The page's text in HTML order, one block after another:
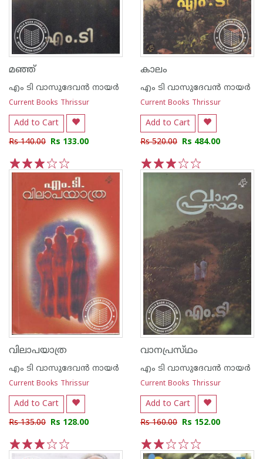
മഞ്ഞ്
എം ടി വാസുദേവന്‍ നായര്‍
Current Books Thrissur
Add to Cart
Rs 140.00 Rs 133.00
5
4
3
2
1
കാലം
എം ടി വാസുദേവന്‍ നായര്‍
Current Books Thrissur
Add to Cart
Rs 520.00 Rs 484.00
5
4
3
2
1
വിലാപയാത്ര
എം ടി വാസുദേവന്‍ നായര്‍
Current Books Thrissur
Add to Cart
Rs 135.00 Rs 128.00
5
4
2
1
വാനപ്രസ്‌ഥം
എം ടി വാസുദേവന്‍ നായര്‍
Current Books Thrissur
Add to Cart
Rs 160.00 Rs 152.00
5
4
3
2
1